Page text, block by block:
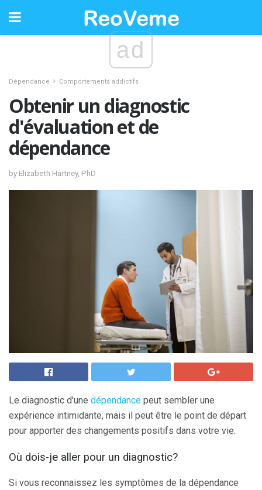
ad
Dépendance Comportements addictifs
Obtenir un diagnostic
d'évaluation et de
dépendance
by Elizabeth Hartney, PhD
Le diagnostic d'une dépendance peut sembler une
expérience intimidante, mais il peut être le point de départ
pour apporter des changements positifs dans votre vie.
Où dois-je aller pour un diagnostic?
Si vous reconnaissez les symptômes de la dépendance